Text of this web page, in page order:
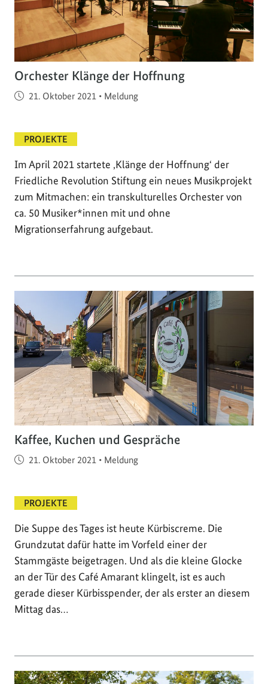
Orchester Klänge der Hoffnung
Veröffentlicht am
21. Oktober 2021 • Meldung
PROJEKTE
Im April 2021 startete ‚Klänge der Hoffnung‘ der
Friedliche Revolution Stiftung ein neues Musikprojekt
zum Mitmachen: ein transkulturelles Orchester von
ca. 50 Musiker*innen mit und ohne
Migrationserfahrung aufgebaut.
Kaffee, Kuchen und Gespräche
Veröffentlicht am
21. Oktober 2021 • Meldung
PROJEKTE
Die Suppe des Tages ist heute Kürbiscreme. Die
Grundzutat dafür hatte im Vorfeld einer der
Stammgäste beigetragen. Und als die kleine Glocke
an der Tür des Café Amarant klingelt, ist es auch
gerade dieser Kürbisspender, der als erster an diesem
Mittag das…